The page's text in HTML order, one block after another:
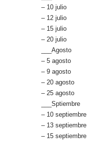
– 10 julio
– 12 julio
– 15 julio
– 20 julio
___Agosto
– 5 agosto
– 9 agosto
– 20 agosto
– 25 agosto
___Sptiembre
– 10 septiembre
– 13 septiembre
– 15 septiembre